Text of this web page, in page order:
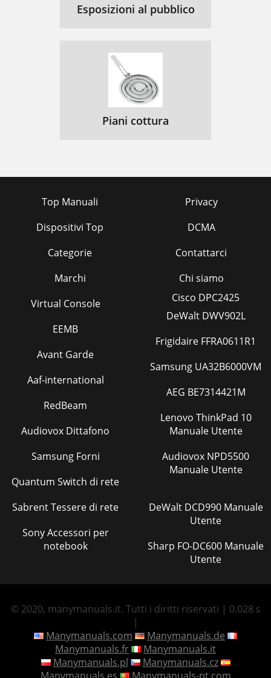
Esposizioni al pubblico
Piani cottura
Top Manuali
Dispositivi Top
Categorie
Marchi
Privacy
DCMA
Contattarci
Chi siamo
Virtual Console
EEMB
Avant Garde
Aaf-international
RedBeam
Audiovox Dittafono
Samsung Forni
Quantum Switch di rete
Sabrent Tessere di rete
Sony Accessori per
notebook
Cisco DPC2425
DeWalt DWV902L
Frigidaire FFRA0611R1
Samsung UA32B6000VM
AEG BE7314421M
Lenovo ThinkPad 10
Manuale Utente
Audiovox NPD5500
Manuale Utente
DeWalt DCD990 Manuale
Utente
Sharp FO-DC600 Manuale
Utente
© 2020, manymanuals.it. Tutti i diritti riservati | 0.028 s
|
Manymanuals.com
Manymanuals.de
Manymanuals.fr
Manymanuals.it
Manymanuals.pl
Manymanuals.cz